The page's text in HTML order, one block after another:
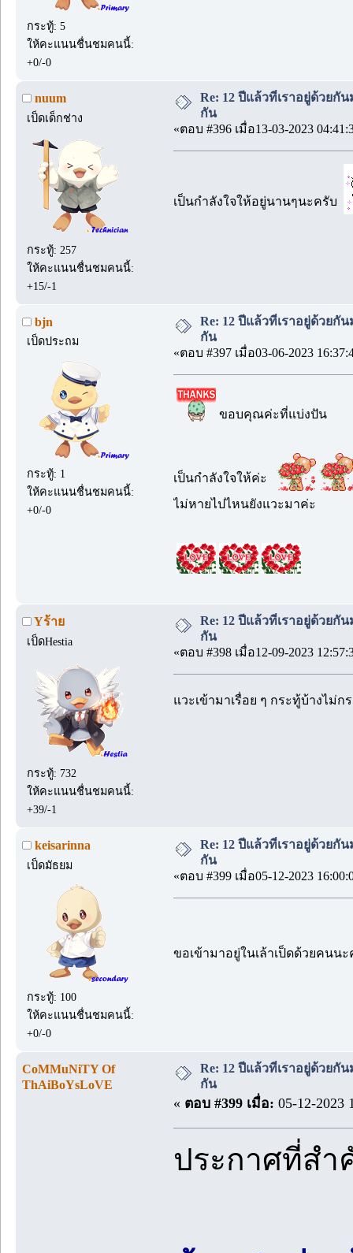
กระทู้: 5
ให้คะแนนชื่นชมคนนี้:
+0/-0
nuum
เป็ดเด็กช่าง
กระทู้: 257
ให้คะแนนชื่นชมคนนี้:
+15/-1
Re: 12 ปีแล้วที่เราอยู่ด้วยกั
กัน
«ตอบ #396 เมื่อ13-03-2023
เป็นกำลังใจให้อยู่นานๆนะครับ
bjn
เป็ดประถม
กระทู้: 1
ให้คะแนนชื่นชมคนนี้:
+0/-0
Re: 12 ปีแล้วที่เราอยู่ด้วยกั
กัน
«ตอบ #397 เมื่อ03-06-2023
ขอบคุณค่ะที่แบ่งปัน
เป็นกำลังใจให้ค่ะ
ไม่หายไปไหนยังแวะมาค่ะ
Yร้าย
เป็ดHestia
กระทู้: 732
ให้คะแนนชื่นชมคนนี้:
+39/-1
Re: 12 ปีแล้วที่เราอยู่ด้วยกั
กัน
«ตอบ #398 เมื่อ12-09-2023
แวะเข้ามาเรื่อย ๆ กระทู้บ้างไม่ก
keisarinna
เป็ดมัธยม
กระทู้: 100
ให้คะแนนชื่นชมคนนี้:
+0/-0
Re: 12 ปีแล้วที่เราอยู่ด้วยกั
กัน
«ตอบ #399 เมื่อ05-12-2023
ขอเข้ามาอยู่ในเล้าเป็ดด้วยคนน
CoMMuNiTY Of
ThAiBoYsLoVE
Re: 12 ปีแล้วที่เราอยู่ด้วยกั
กัน
« ตอบ #399 เมื่อ: 05-12-2023
ประกาศที่ส